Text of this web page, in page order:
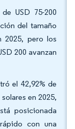
USD 75-200
del tamaño
2025, pero los
200 avanzan
el 42,92% de
en 2025,
posicionada
con una